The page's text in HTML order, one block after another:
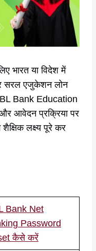
भारत या विदेश में
सरल एजुकेशन लोन
Bank Education
और आवेदन प्रक्रिया पर
लक्ष्य पूरे कर
Bank Net
Password
कैसे करें